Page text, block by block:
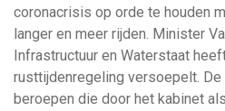
coronacrisis op orde te houden
langer en meer rijden. Minister
Infrastructuur en Waterstaat
rusttijdenregeling versoepelt.
beroepen die door het kabinet